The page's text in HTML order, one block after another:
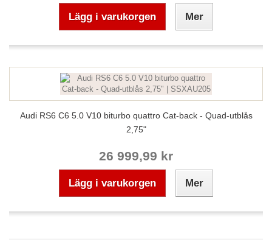
Lägg i varukorgen Mer
Audi RS6 C6 5.0 V10 biturbo quattro Cat-back - Quad-utblås
2,75"
26 999,99 kr
Lägg i varukorgen Mer